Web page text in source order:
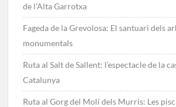
de l’Alta Garrotxa
Fageda de la Grevolosa: El santuari dels
monumentals
Ruta al Salt de Sallent: l’espectacle de la
Catalunya
Ruta al Gorg del Molí dels Murris: Les